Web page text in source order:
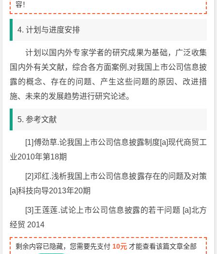
容！
4. 计划与进度安排
计划以国内外专家学者的研究成果为基础，广泛收集
国内外有关文献，综合各方面案例,对我国上市公司信息披
露的概念、存在的问题、产生这些问题的原因、改进措
施、未来的发展趋势进行研究论述。
5. 参考文献
[1]傅劲草.论我国上市公司信息披露制度[a]现代商贸工
业2010年第18期
[2]邓红.浅析我国上市公司信息披露存在的问题及对策
[a]科技向导2013年20期
[3]王莲莲.试论上市公司信息披露的若干问题 [a]北方
经贸 2014
剩余内容已隐藏，您需要先支付 10元 才能查看该篇文章全部